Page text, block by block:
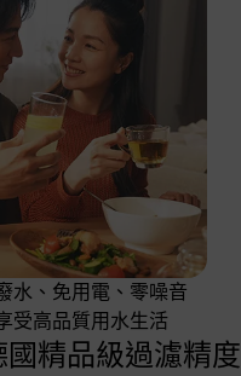
水、免用電、零噪音
受高品質用水生活
國精品級過濾精度